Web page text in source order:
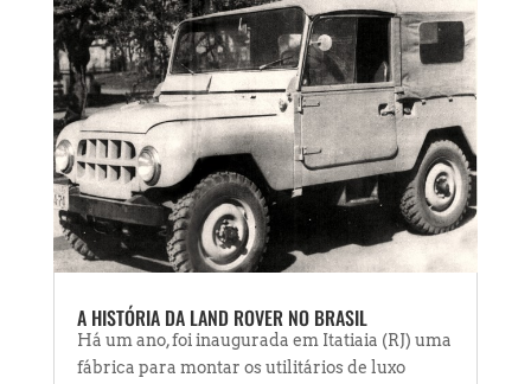
A HISTÓRIA DA LAND ROVER NO BRASIL
Há um ano, foi inaugurada em Itatiaia (RJ) uma
fábrica para montar os utilitários de luxo